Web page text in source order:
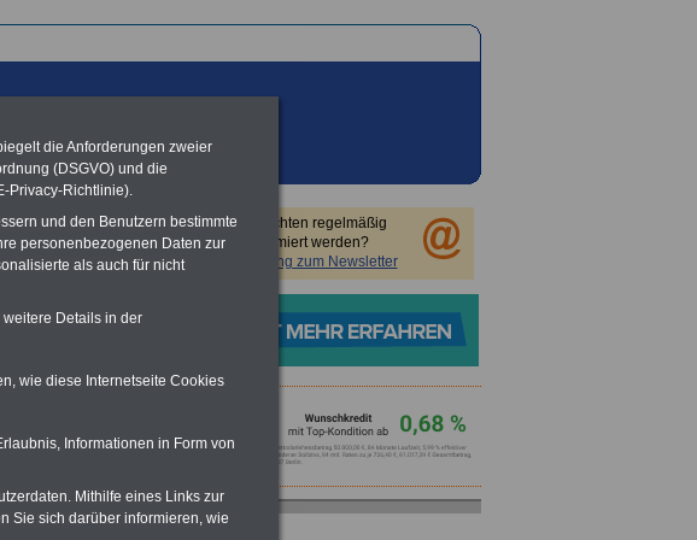
im
Sie möchten regelmäßig
informiert werden?
Anmeldung zum Newsletter
die Anforderungen zweier
(DSGVO) und die
Privacy-Richtlinie).
und den Benutzern bestimmte
personenbezogenen Daten zur
als auch für nicht
Details in der
wie diese Internetseite Cookies
Informationen in Form von
Mithilfe eines Links zur
Sie sich darüber informieren, wie